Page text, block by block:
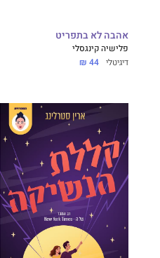
אהבה לא בתפריט
פלישיה קינגסלי
דיגיטלי 44 ₪